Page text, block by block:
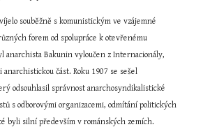
souběžně s komunistickým ve vzájemné
forem od spolupráce k otevřenému
anarchista Bakunin vyloučen z Internacionály,
část. Roku 1907 se sešel
odsouhlasil správnost anarchosyndikalistické
s odborovými organizacemi, odmítání politických
byli silní především v románských zemích.